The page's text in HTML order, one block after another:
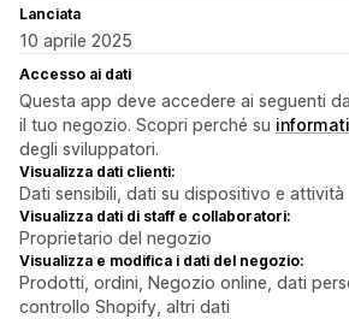
Lanciata
10 aprile 2025
Accesso ai dati
Questa app deve accedere ai seguenti
il tuo negozio. Scopri perché su
degli sviluppatori.
Visualizza dati clienti:
Dati sensibili, dati su dispositivo e attività
Visualizza dati di staff e collaboratori:
Proprietario del negozio
Visualizza e modifica i dati del negozio:
Prodotti, ordini, Negozio online, dati
controllo Shopify, altri dati